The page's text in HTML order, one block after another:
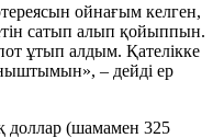
ойнағым келген,
сатып алып қойыппын.
ұтып алдым. Қателікке
– дейді ер
доллар (шамамен 325